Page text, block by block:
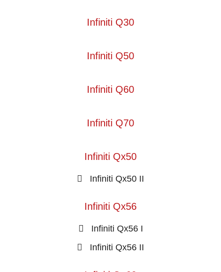
Infiniti Q30
Infiniti Q50
Infiniti Q60
Infiniti Q70
Infiniti Qx50
Infiniti Qx50 II
Infiniti Qx56
Infiniti Qx56 I
Infiniti Qx56 II